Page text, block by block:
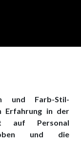
und Farb-Stil-
Erfahrung in der
auf Personal
und die